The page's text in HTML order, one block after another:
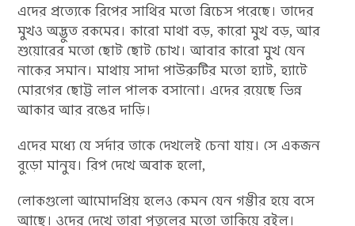
এদের প্রত্যেকে রিপের সাথির মতো ব্রিচেস পরেছে। তাদের
মুখও অদ্ভুত রকমের। কারো মাথা বড়, কারো মুখ বড়, আর
শুয়োরের মতো ছোট ছোট চোখ। আবার কারো মুখ যেন
নাকের সমান। মাথায় সাদা পাউরুটির মতো হ্যাট, হ্যাটে
মোরগের ছোট্ট লাল পালক বসানো। এদের রয়েছে ভিন্ন
আকার আর রঙের দাড়ি।
এদের মধ্যে যে সর্দার তাকে দেখলেই চেনা যায়। সে একজন
বুড়ো মানুষ। রিপ দেখে অবাক হলো,
লোকগুলো আমোদপ্রিয় হলেও কেমন যেন গম্ভীর হয়ে বসে
আছে। ওদের দেখে তারা পুতুলের মতো তাকিয়ে রইল।